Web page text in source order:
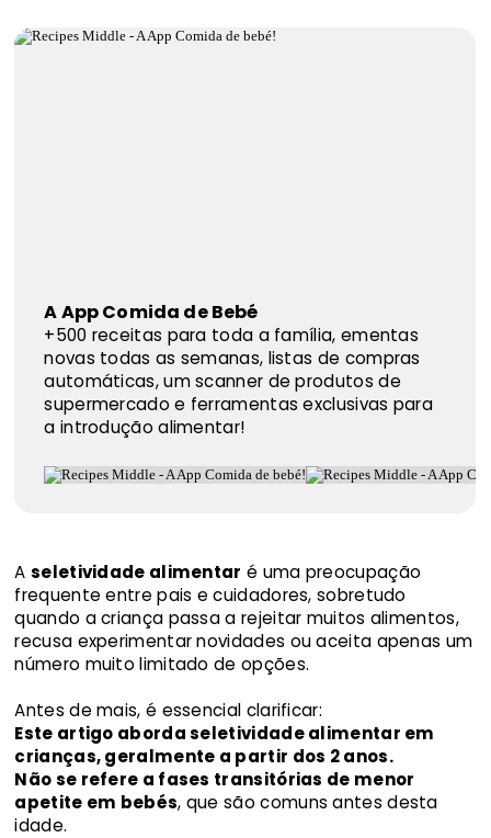
A App Comida de Bebé
+500 receitas para toda a família, ementas
novas todas as semanas, listas de compras
automáticas, um scanner de produtos de
supermercado e ferramentas exclusivas para
a introdução alimentar!
Aseletividade alimentar é uma preocupação
frequente entre pais e cuidadores, sobretudo
quando a criança passa a rejeitar muitos alimentos,
recusa experimentar novidades ou aceita apenas um
número muito limitado de opções.
Antes de mais, é essencial clarificar:
Este artigo aborda seletividade alimentar em
crianças, geralmente a partir dos 2 anos.
Não se refere a fases transitórias de menor
apetite em bebés, que são comuns antes desta
idade.